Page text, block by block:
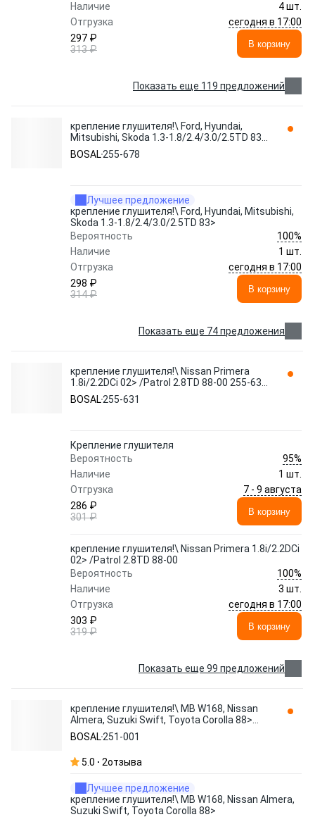
Наличие
4 шт.
Отгрузка
сегодня в 17:00
297 ₽
313 ₽
В корзину
Показать еще 119 предложений
крепление глушителя!\ Ford, Hyundai,
Mitsubishi, Skoda 1.3-1.8/2.4/3.0/2.5TD 83>
255-678 BOSAL
BOSAL255-678
Лучшее предложение
крепление глушителя!\ Ford, Hyundai, Mitsubishi,
Skoda 1.3-1.8/2.4/3.0/2.5TD 83>
Вероятность
100%
Наличие
1 шт.
Отгрузка
сегодня в 17:00
298 ₽
314 ₽
В корзину
Показать еще 74 предложения
крепление глушителя!\ Nissan Primera
1.8i/2.2DCi 02> /Patrol 2.8TD 88-00 255-631
BOSAL
BOSAL255-631
Крепление глушителя
Вероятность
95%
Наличие
1 шт.
Отгрузка
7 - 9 августа
286 ₽
301 ₽
В корзину
крепление глушителя!\ Nissan Primera 1.8i/2.2DCi
02> /Patrol 2.8TD 88-00
Вероятность
100%
Наличие
3 шт.
Отгрузка
сегодня в 17:00
303 ₽
319 ₽
В корзину
Показать еще 99 предложений
крепление глушителя!\ MB W168, Nissan
Almera, Suzuki Swift, Toyota Corolla 88>
251-001 BOSAL
BOSAL251-001
5.0 2отзыва
Лучшее предложение
крепление глушителя!\ MB W168, Nissan Almera,
Suzuki Swift, Toyota Corolla 88>